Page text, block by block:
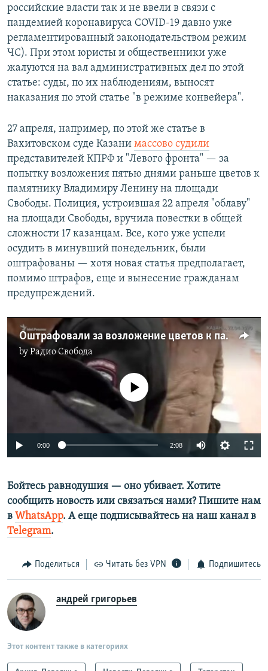
российские власти так и не ввели в связи с
пандемией коронавируса COVID-19 давно уже
регламентированный законодательством режим
ЧС). При этом юристы и общественники уже
жалуются на вал административных дел по этой
статье: суды, по их наблюдениям, выносят
наказания по этой статье "в режиме конвейера".
27 апреля, например, по этой же статье в
Вахитовском суде Казани массово судили
представителей КПРФ и "Левого фронта" — за
попытку возложения пятью днями раньше цветов к
памятнику Владимиру Ленину на площади
Свободы. Полиция, устроившая 22 апреля "облаву"
на площади Свободы, вручила повестки в общей
сложности 17 казанцам. Все, кого уже успели
осудить в минувший понедельник, были
оштрафованы — хотя новая статья предполагает,
помимо штрафов, еще и вынесение гражданам
предупреждений.
Оштрафовали за возложение цветов к памятнику Ленина
byРадио Свобода
Auto 264p 352p
No media source currently available
0:00 2:08
352p
Бойтесь равнодушия — оно убивает. Хотите
сообщить новость или связаться нами? Пишите нам
в WhatsApp. А еще подписывайтесь на наш канал в
Telegram.
Поделиться Читать без VPN Подпишитесь
андрей григорьев
Этот контент также в категориях